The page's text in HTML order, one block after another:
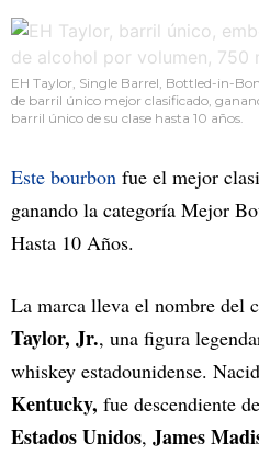
EH Taylor, Single Barrel, Bottled-in-
de barril único mejor clasificado,
barril único de su clase hasta 10 años.
Este bourbon fue el mejor
ganando la categoría Mejor
Hasta 10 Años.
La marca lleva el nombre del
Taylor, Jr., una figura
whiskey estadounidense.
Kentucky, fue descendiente
Estados Unidos, James